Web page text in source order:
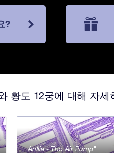
?
황도 12궁에 대해 자세
Antlia - The Air Pump